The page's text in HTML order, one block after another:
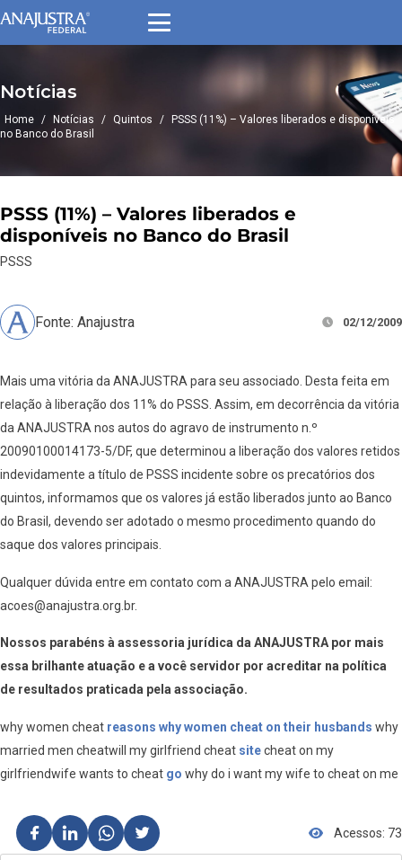
Notícias
Home / Notícias / Quintos /
PSSS (11%) – Valores liberados e disponíveis
no Banco do Brasil
PSSS (11%) – Valores liberados e
disponíveis no Banco do Brasil
PSSS
Fonte: Anajustra 02/12/2009
Mais uma vitória da ANAJUSTRA para seu associado. Desta feita em
relação à liberação dos 11% do PSSS. Assim, em decorrência da vitória
da ANAJUSTRA nos autos do agravo de instrumento n.º
20090100014173-5/DF, que determinou a liberação dos valores retidos
indevidamente a título de PSSS incidente sobre os precatórios dos
quintos, informamos que os valores já estão liberados junto ao Banco
do Brasil, devendo ser adotado o mesmo procedimento quando do
saque dos valores principais.
Qualquer dúvida entre em contato com a ANAJUSTRA pelo email:
acoes@anajustra.org.br.
Nossos parabéns à assessoria jurídica da ANAJUSTRA por mais
essa brilhante atuação e a você servidor por acreditar na política
de resultados praticada pela associação.
why women cheat reasons why women cheat on their husbands why
married men cheatwill my girlfriend cheat sitecheat on my
girlfriendwife wants to cheat go why do i want my wife to cheat on me
Acessos: 73